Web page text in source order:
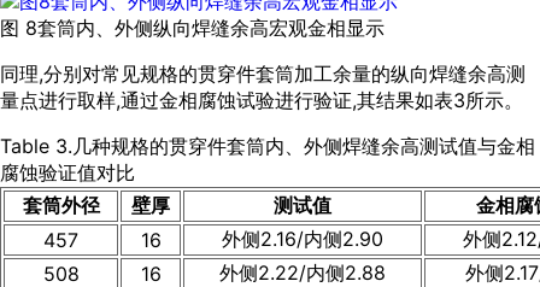
图 8套筒内、外侧纵向焊缝余高宏观金相显示
同理,分别对常见规格的贯穿件套筒加工余量的纵向焊缝余高测
量点进行取样,通过金相腐蚀试验进行验证,其结果如表3所示。
Table 3.几种规格的贯穿件套筒内、外侧焊缝余高测试值与金相
腐蚀验证值对比
套筒外径
壁厚 测试值
金相腐
457
16 外侧2.16/内侧2.90
外侧
508
16 外侧2.22/内侧2.88
外侧